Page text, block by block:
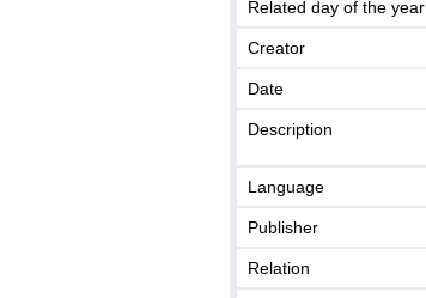
Related day of the year
Creator
Date
Description
Language
Publisher
Relation